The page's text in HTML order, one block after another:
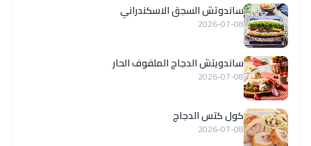
ساندوتش السجق الاسكندراني
2026-07-08
ساندويتش الدجاج الملفوف الحار
2026-07-08
كول كتس الدجاج
2026-07-08